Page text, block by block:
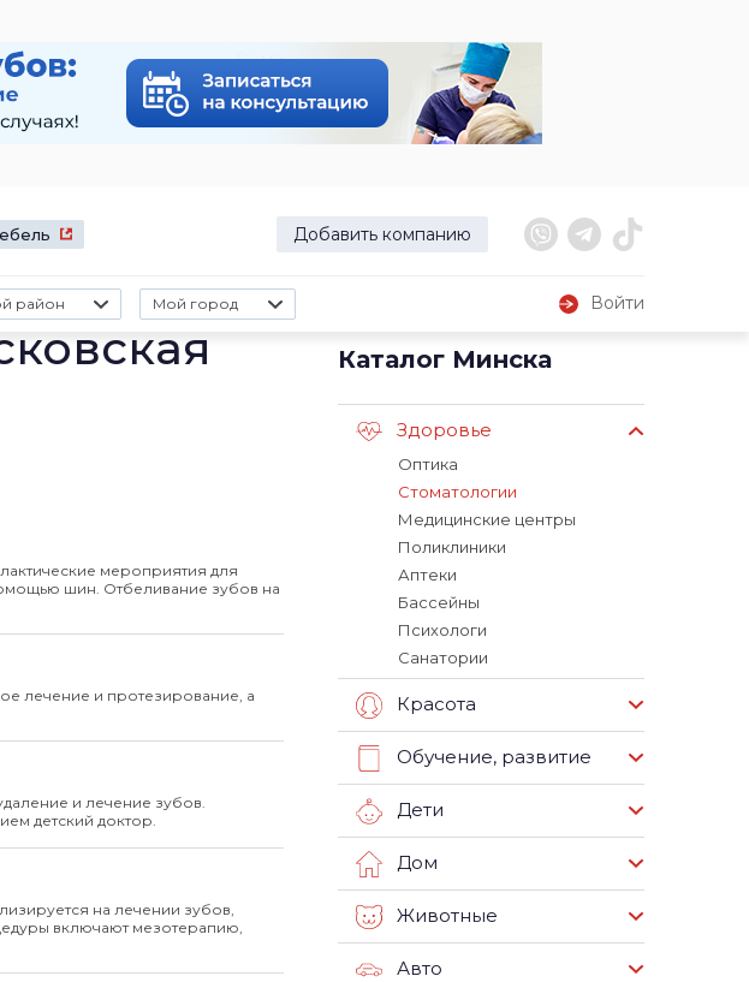
Добавить компанию
район Мой город Войти
мероприятия для
шин. Отбеливание зубов на
лечение и протезирование, а
и лечение зубов.
детский доктор.
на лечении зубов,
включают мезотерапию,
Каталог Минска
Здоровье
Оптика
Стоматологии
Медицинские центры
Поликлиники
Аптеки
Бассейны
Психологи
Санатории
Красота
Обучение, развитие
Дети
Дом
Животные
Авто